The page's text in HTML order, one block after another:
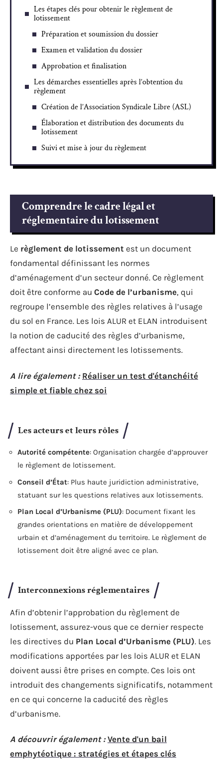
Les étapes clés pour obtenir le règlement de
lotissement
Préparation et soumission du dossier
Examen et validation du dossier
Approbation et finalisation
Les démarches essentielles après l’obtention du
règlement
Création de l’Association Syndicale Libre (ASL)
Élaboration et distribution des documents du
lotissement
Suivi et mise à jour du règlement
Comprendre le cadre légal et
réglementaire du lotissement
Le règlement de lotissement est un document
fondamental définissant les normes
d’aménagement d’un secteur donné. Ce règlement
doit être conforme au Code de l’urbanisme, qui
regroupe l’ensemble des règles relatives à l’usage
du sol en France. Les lois ALUR et ELAN introduisent
la notion de caducité des règles d’urbanisme,
affectant ainsi directement les lotissements.
A lire également : Réaliser un test d'étanchéité
simple et fiable chez soi
Les acteurs et leurs rôles
Autorité compétente: Organisation chargée d’approuver
le règlement de lotissement.
Conseil d’État: Plus haute juridiction administrative,
statuant sur les questions relatives aux lotissements.
Plan Local d’Urbanisme (PLU): Document fixant les
grandes orientations en matière de développement
urbain et d’aménagement du territoire. Le règlement de
lotissement doit être aligné avec ce plan.
Interconnexions réglementaires
Afin d’obtenir l’approbation du règlement de
lotissement, assurez-vous que ce dernier respecte
les directives du Plan Local d’Urbanisme (PLU). Les
modifications apportées par les lois ALUR et ELAN
doivent aussi être prises en compte. Ces lois ont
introduit des changements significatifs, notamment
en ce qui concerne la caducité des règles
d’urbanisme.
A découvrir également : Vente d'un bail
emphytéotique : stratégies et étapes clés